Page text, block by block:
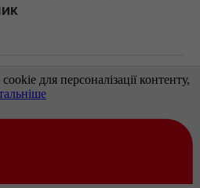
I уровень опасности
дату, когда уже
Украине: подборка
которые тронут